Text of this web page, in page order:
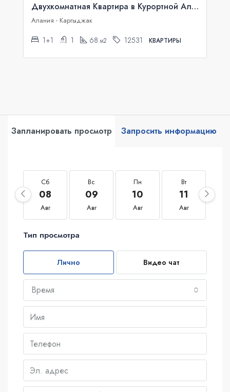
Двухкомнатная Квартира в Курортной Аланье
Алания - Каргыджак
1+1 1 68 м2 12531 КВАРТИРЫ
Запланировать просмотр Запросить информацию
Сб
08
Авг
Вс
09
Авг
Пн
10
Авг
Вт
11
Авг
Тип просмотра
Лично Видео чат
Время